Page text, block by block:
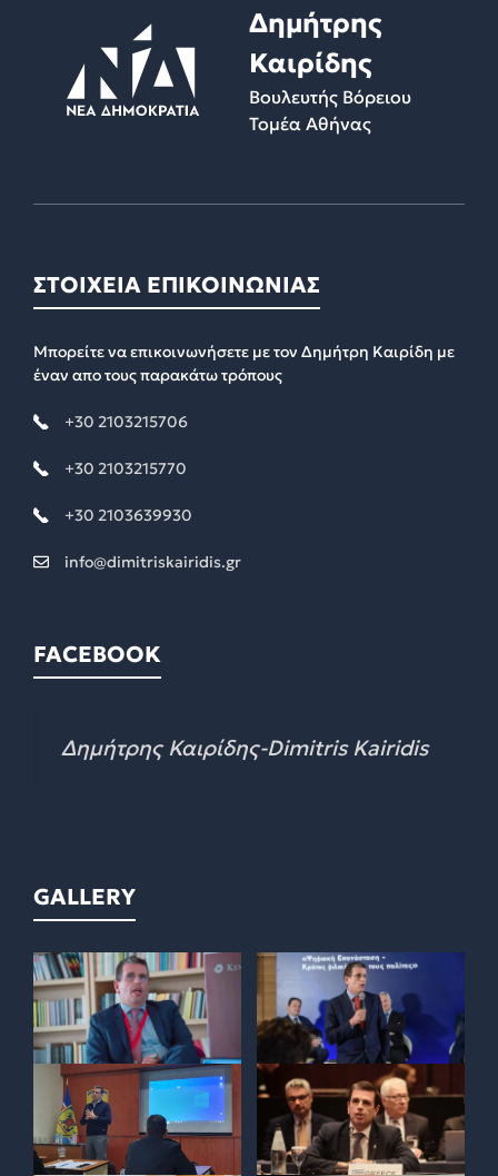
Δημήτρης
Καιρίδης
Βουλευτής Βόρειου
Τομέα Αθήνας
ΣΤΟΙΧΕΙΑ ΕΠΙΚΟΙΝΩΝΙΑΣ
Μπορείτε να επικοινωνήσετε με τον Δημήτρη Καιρίδη με
έναν απο τους παρακάτω τρόπους
+30 2103215706
+30 2103215770
+30 2103639930
info@dimitriskairidis.gr
FACEBOOK
Δημήτρης Καιρίδης-Dimitris Kairidis
GALLERY